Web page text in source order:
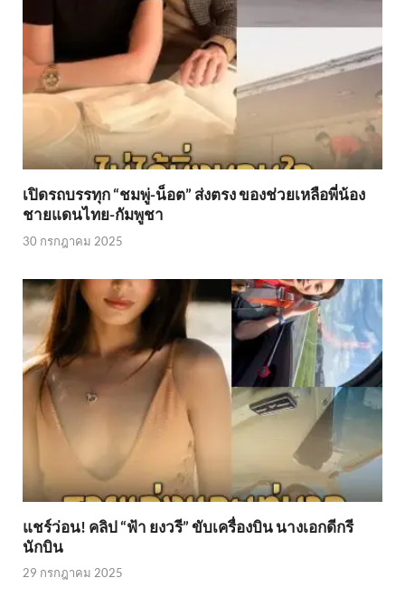
เปิดรถบรรทุก “ชมพู่-น็อต” ส่งตรง ของช่วยเหลือพี่น้อง
ชายแดนไทย-กัมพูชา
30 กรกฎาคม 2025
แชร์ว่อน! คลิป “ฟ้า ยงวรี” ขับเครื่องบิน นางเอกดีกรี
นักบิน
29 กรกฎาคม 2025